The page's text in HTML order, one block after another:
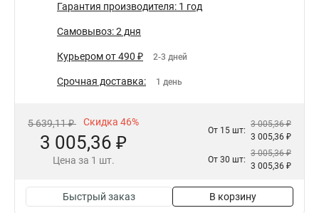
Гарантия производителя: 1 год
Самовывоз: 2 дня
Курьером от 490 ₽ 2-3 дней
Срочная доставка: 1 день
5 639,11 ₽ Скидка 46%
3 005,36 ₽
Цена за 1 шт.
От 15 шт:
3 005,36 ₽
3 005,36 ₽
От 30 шт:
3 005,36 ₽
3 005,36 ₽
Быстрый заказ В корзину